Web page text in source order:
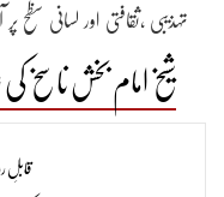
تہذیبی ،ثقافتی اور لسانی سظح
نواب غازی الدین حیدر
پہلے لکھنو میں دلی والے ہی
نے دہلی کے سیاسی اور معاشی
شیخ امام بخش ناسخ
قابلِ